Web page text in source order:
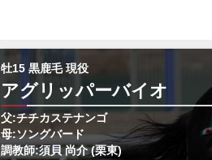
牡15 黒鹿毛 現役
アグリッパーバイオ
父:チチカステナンゴ
母:ソングバード
調教師:須貝 尚介 (栗東)